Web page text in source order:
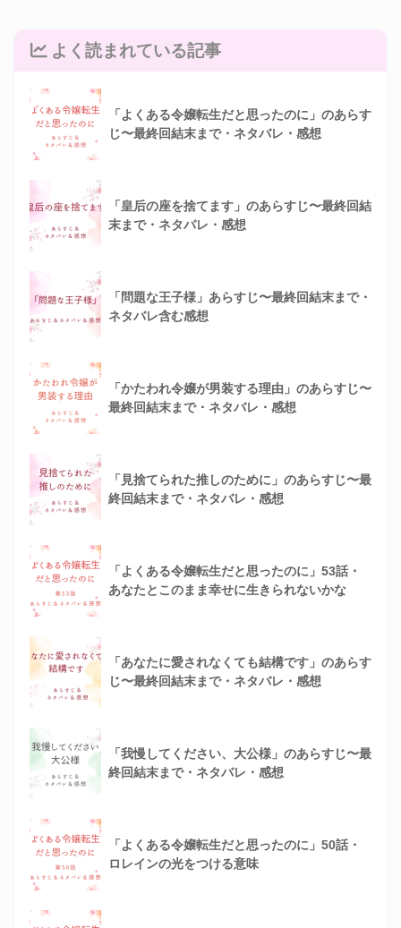
よく読まれている記事
「よくある令嬢転生だと思ったのに」のあらす
じ〜最終回結末まで・ネタバレ・感想
「皇后の座を捨てます」のあらすじ〜最終回結
末まで・ネタバレ・感想
「問題な王子様」あらすじ〜最終回結末まで・
ネタバレ含む感想
「かたわれ令嬢が男装する理由」のあらすじ〜
最終回結末まで・ネタバレ・感想
「見捨てられた推しのために」のあらすじ〜最
終回結末まで・ネタバレ・感想
「よくある令嬢転生だと思ったのに」53話・
あなたとこのまま幸せに生きられないかな
「あなたに愛されなくても結構です」のあらす
じ〜最終回結末まで・ネタバレ・感想
「我慢してください、大公様」のあらすじ〜最
終回結末まで・ネタバレ・感想
「よくある令嬢転生だと思ったのに」50話・
ロレインの光をつける意味